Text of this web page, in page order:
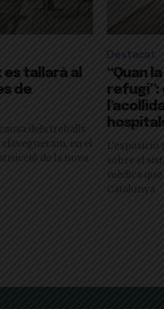
es tallarà al
de
dels treballs
en el
de la nova
Destacat
“Quan
refugi”:
L'exposició
sobre el
mèdica
Catalunya